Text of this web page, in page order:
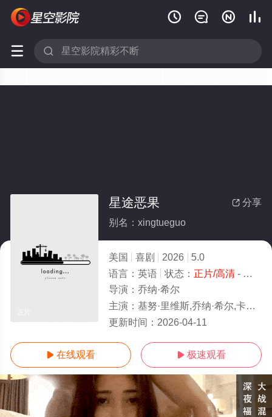
   
 
 分享
星途恶果
别名：xingtueguo
美国 喜剧 2026
5.0
语言： 英语 状态： 正片/高清- 免费在线观看
导演： 乔纳·希尔
主演： 基努·里维斯,乔纳·希尔,卡梅隆·迪亚兹,马特·波莫,大卫·斯佩德,艾薇·沃尔克,凯雅·基伯,拉弗恩·考克斯,肖拉·
更新时间： 2026-04-11
 在线观看  极速观看